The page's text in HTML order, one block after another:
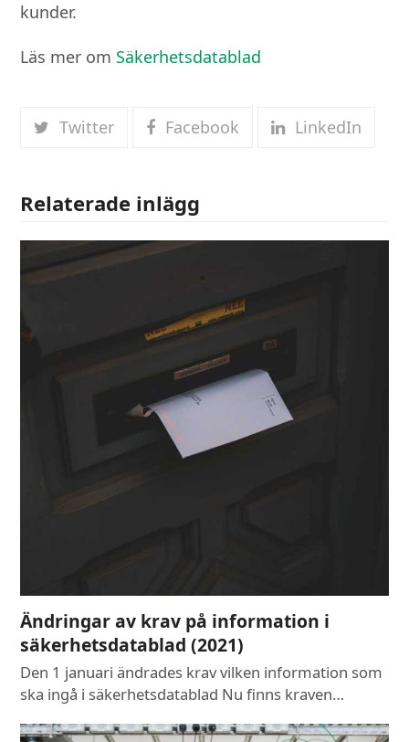
kunder.
Läs mer om Säkerhetsdatablad
Twitter Facebook LinkedIn
Relaterade inlägg
Ändringar av krav på information i
säkerhetsdatablad (2021)
Den 1 januari ändrades krav vilken information som
ska ingå i säkerhetsdatablad Nu finns kraven…